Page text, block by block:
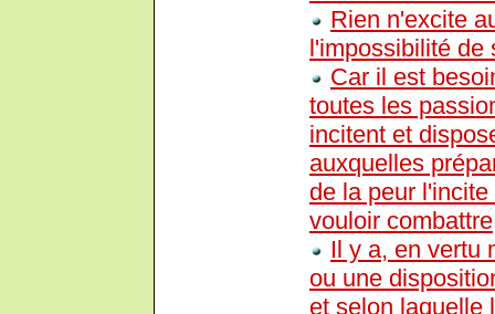
Rien n'excite
l'impossibilité de
Car il est
toutes les
incitent et
auxquelles
de la peur
vouloir
Il y a, en vertu
ou une
et selon laquelle